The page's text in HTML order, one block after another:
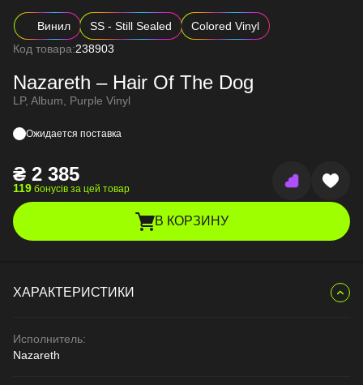
Винил SS - Still Sealed
Colored Vinyl
Код товара:238903
Nazareth – Hair Of The Dog
LP, Album, Purple Vinyl
Ожидается поставка
₴ 2 385
119 бонусів за цей товар
В КОРЗИНУ
ХАРАКТЕРИСТИКИ
Исполнитель:
Nazareth